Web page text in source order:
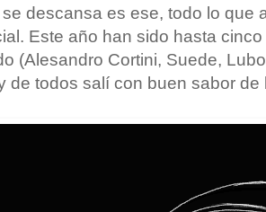
se descansa es ese, todo lo que
Este año han sido hasta
(Alesandro Cortini, Suede,
de todos salí con buen sabor de